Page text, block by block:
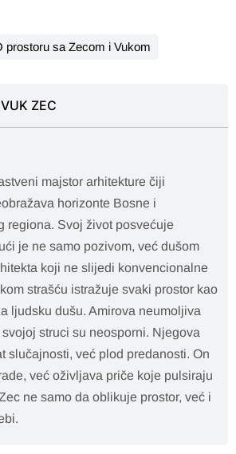
prostoru sa Zecom i Vukom
ZEC
majstor arhitekture čiji
horizonte Bosne i
regiona. Svoj život posvećuje
je ne samo pozivom, već dušom
koji ne slijedi konvencionalne
strašću istražuje svaki prostor kao
ljudsku dušu. Amirova neumoljiva
struci su neosporni. Njegova
slučajnosti, već plod predanosti. On
već oživljava priče koje pulsiraju
ne samo da oblikuje prostor, već i